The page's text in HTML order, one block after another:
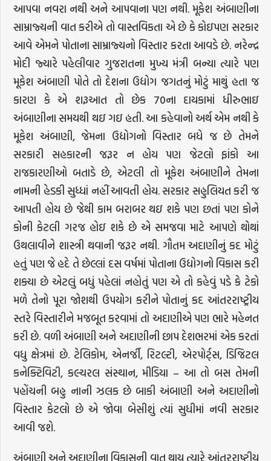
આપવા નવરા નથી અને આપવાના પણ નથી. મૂકેશ અંબાણીના
સામ્રાજ્યની વાત કરીએ તો વાસ્તવિકતા એ છે કે કોઇપણ સરકાર
આવે એમને પોતાના સામ્રાજ્યનો વિસ્તાર કરતા આવડે છે. નરેન્દ્ર
મોદી જ્યારે પહેલીવાર ગુજરાતના મુખ્ય મંત્રી બન્યા ત્યારે પણ
મૂકેશ અંબાણી પોતે તો દેશના ઉદ્યોગ જગતનું મોટું માથું હતા જ
કારણ કે એ શરૂઆત તો છેક 70ના દાયકામાં ધીરુભાઇ
અંબાણીના સમયથી થઇ ગઇ હતી. આ કહેવાનો અર્થ એમ નથી કે
મૂકેશ અંબાણી, જેમના ઉદ્યોગનો વિસ્તાર બધે જ છે તેમને
સરકારી સહકારની જરૂર ન હોય પણ જેટલો ફાંકો આ
રાજકારણીઓ બતાડે છે, એટલી તો મૂકેશ અંબાણીને તેમના
નામની હેડકી સુધ્ધાં નહીં આવતી હોય. સરકાર સહુલિયત કરી જ
આપતી હોય છે જેથી કામ બરાબર થઇ શકે પણ છતાં પણ કોને
કોની કેટલી ગરજ હોઇ શકે છે એ સમજવા માટે આપણે થોથાં
ઉથલાવીને શાસ્ત્રી થવાની જરૂર નથી. ગૌતમ અદાણીનું કદ મોટું
હતું પણ જે હદે તે છેલ્લાં દસ વર્ષમાં પોતાના ઉદ્યોગનો વિકાસ કરી
શક્યા છે એટલું બધું પહેલાં નહોતું પણ એ તો કહેવું પડે કે ટેકો
મળે તેનો પૂરા જોશથી ઉપયોગ કરીને પોતાનું કદ આંતરરાષ્ટ્રીય
સ્તરે વિસ્તારીને મજબૂત કરવામાં તો અદાણીએ પણ ભારે મહેનત
કરી છે. વળી અંબાણી અને અદાણીની છાપ દેશભરમાં એક કરતાં
વધુ ક્ષેત્રમાં છે. ટેલિકોમ, એનર્જી, રિટલ્ટી, એરપોર્ટ્સ, ડિજિટલ
કનેક્ટિવિટી, કલ્ચરલ સંસ્થાન, મીડિયા – આ તો બસ તેમની
પહોંચની બહુ નાની ઝલક છે બાકી અંબાણી અને અદાણીનો
વિસ્તાર કેટલો છે એ જોવા બેસીશું ત્યાં સુધીમાં નવી સરકાર
આવી જશે.